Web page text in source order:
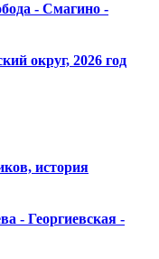
- Смагино -
округ, 2026 год
история
- Георгиевская -